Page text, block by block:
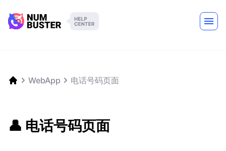
WebApp 电话号码页面
👤 电话号码页面